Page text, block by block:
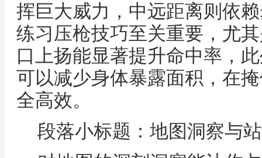
挥巨大威力，中远距离则依
练习压枪技巧至关重要，尤
口上扬能显著提升命中率，
可以减少身体暴露面积，在
全高效。
段落小标题：地图洞察与